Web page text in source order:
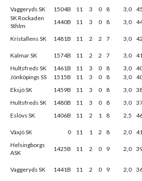
Vaggeryds SK 1504B 11 3 0 8 3,0
SK Rockaden
Sthlm
1440B 11 3 0 8 3,0
Kristallens SK 1481B 11 2 2 7 3,0
Kalmar SK 1574B 11 2 2 7 3,0
Hultsfreds SK 1461B 11 3 0 8 3,0
Jönköpings SS 1515B 11 3 0 8 3,0
Eksjö SK 1459B 11 3 0 8 3,0
Hultsfreds SK 1480B 11 3 0 8 3,0
Eslövs SK 1406B 11 2 1 8 2,5
Växjö SK 0 11 1 2 8 2,0
Helsingborgs
ASK
1425B 11 2 0 9 2,0
Vaggeryds SK 1441B 11 2 0 9 2,0